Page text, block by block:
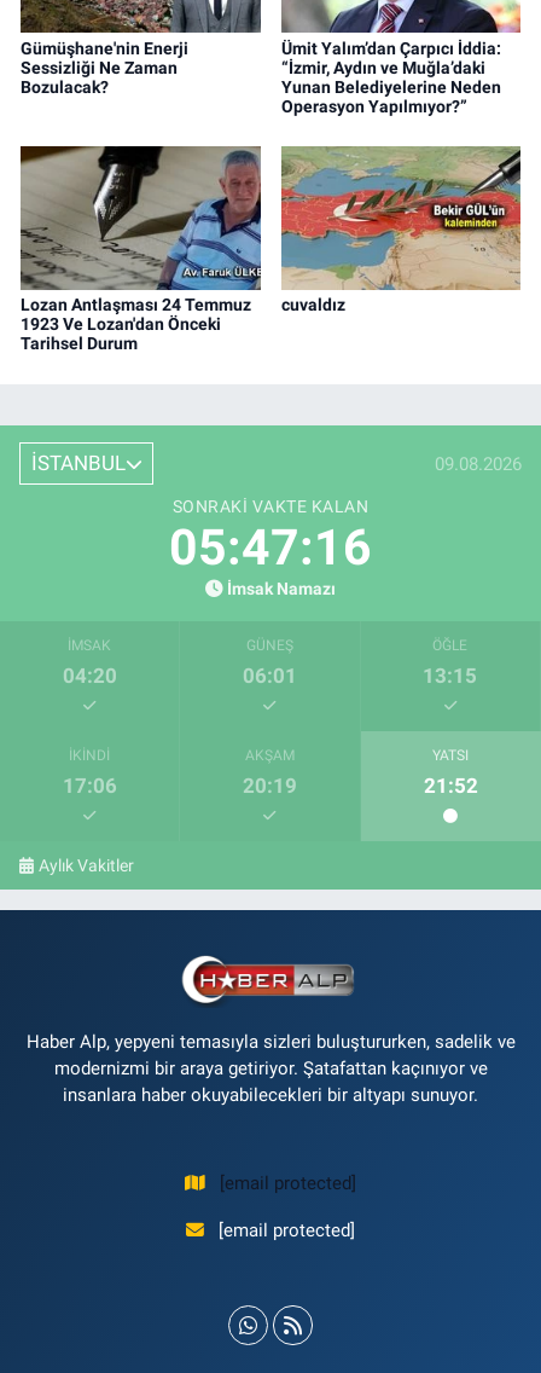
Gümüşhane'nin Enerji
Sessizliği Ne Zaman
Bozulacak?
Ümit Yalım’dan Çarpıcı İddia:
“İzmir, Aydın ve Muğla’daki
Yunan Belediyelerine Neden
Operasyon Yapılmıyor?”
Lozan Antlaşması 24 Temmuz
1923 Ve Lozan'dan Önceki
Tarihsel Durum
cuvaldız
İSTANBUL 09.08.2026
SONRAKI VAKTE KALAN
05:47:16
İmsak Namazı
İMSAK
04:20
GÜNEŞ
06:01
ÖĞLE
13:15
İKINDI
17:06
AKŞAM
20:19
YATSI
21:52
Aylık Vakitler
Haber Alp, yepyeni temasıyla sizleri buluştururken, sadelik ve
modernizmi bir araya getiriyor. Şatafattan kaçınıyor ve
insanlara haber okuyabilecekleri bir altyapı sunuyor.
[email protected]
[email protected]